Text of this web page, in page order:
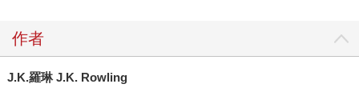
作者
J.K.羅琳 J.K. Rowling